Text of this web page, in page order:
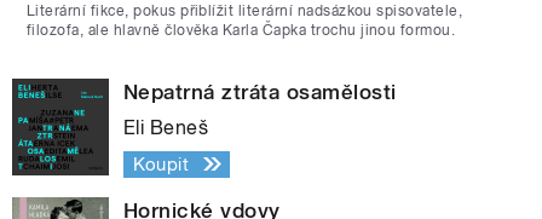
Literární fikce, pokus přiblížit literární nadsázkou spisovatele,
filozofa, ale hlavně člověka Karla Čapka trochu jinou formou.
Nepatrná ztráta osamělosti
Eli Beneš
Koupit
Hornické vdovy